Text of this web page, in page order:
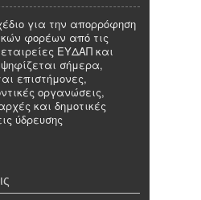
για την απορρόφηση
φορέων από τις
ΕΥΔΑΠ και
σήμερα,
επιστήμονες,
οργανώσεις,
και δημοτικές
ύδρευσης